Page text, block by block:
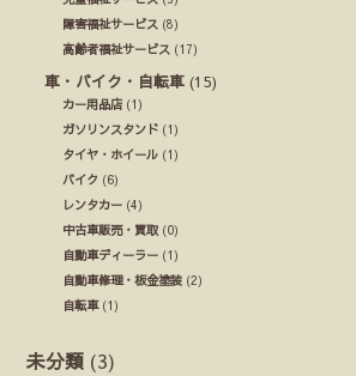
障害福祉サービス (8)
高齢者福祉サービス (17)
車・バイク・自転車 (15)
カー用品店 (1)
ガソリンスタンド (1)
タイヤ・ホイール (1)
バイク (6)
レンタカー (4)
中古車販売・買取 (0)
自動車ディーラー (1)
自動車修理・板金塗装 (2)
自転車(1)
未分類 (3)